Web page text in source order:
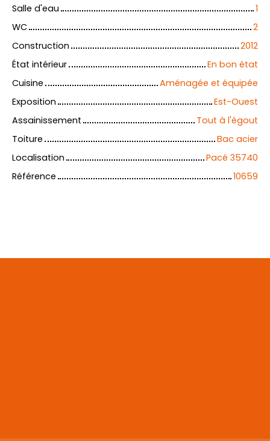
Salle d'eau
1
WC
2
Construction
2012
État intérieur
En bon état
Cuisine
Aménagée et équipée
Exposition
Est-Ouest
Assainissement
Tout à l'égout
Toiture
Bac acier
Localisation
Pacé 35740
Référence
10659